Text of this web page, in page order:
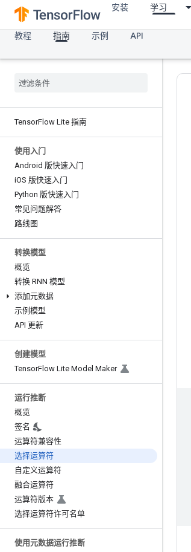
安装 学习
教程
指南 示例 API
TensorFlow Lite 指南
使用入门
Android 版快速入门
iOS 版快速入门
Python 版快速入门
常见问题解答
路线图
转换模型
概览
转换 RNN 模型
添加元数据
示例模型
API 更新
创建模型
TensorFlow Lite Model Maker
运行推断
概览
签名
运算符兼容性
选择运算符
自定义运算符
融合运算符
运算符版本
选择运算符许可名单
使用元数据运行推断